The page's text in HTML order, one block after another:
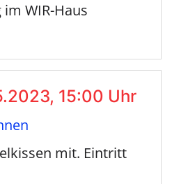
WIR-Haus
15:00 Uhr
mit. Eintritt